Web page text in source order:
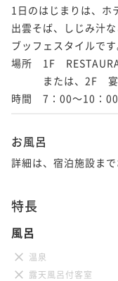
1日のはじまりは、ホ
出雲そば、しじみ汁
ブッフェスタイルです
場所　1F　
または、2F　宴
お風呂
詳細は、宿泊施設まで
特長
風呂
温泉
露天風呂付客室